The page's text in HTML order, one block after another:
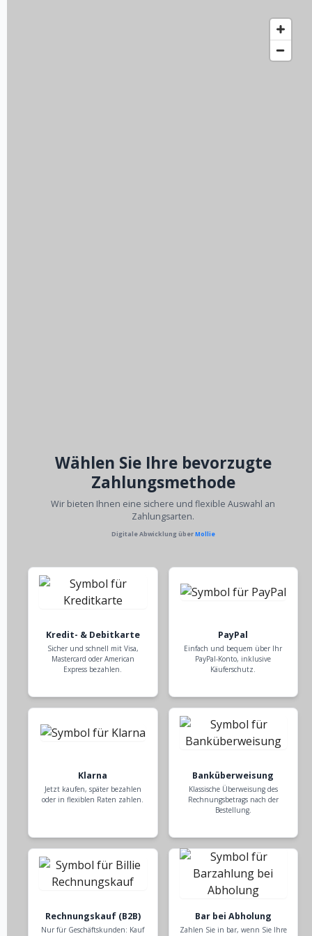
Wählen Sie Ihre bevorzugte
Zahlungsmethode
Wir bieten Ihnen eine sichere und flexible Auswahl an
Zahlungsarten.
Digitale Abwicklung überMollie
Kredit- & Debitkarte
Sicher und schnell mit Visa,
Mastercard oder American
Express bezahlen.
PayPal
Einfach und bequem über Ihr
PayPal-Konto, inklusive
Käuferschutz.
Klarna
Jetzt kaufen, später bezahlen
oder in flexiblen Raten zahlen.
Banküberweisung
Klassische Überweisung des
Rechnungsbetrags nach der
Bestellung.
Rechnungskauf (B2B)
Nur für Geschäftskunden: Kauf
Bar bei Abholung
Zahlen Sie in bar, wenn Sie Ihre